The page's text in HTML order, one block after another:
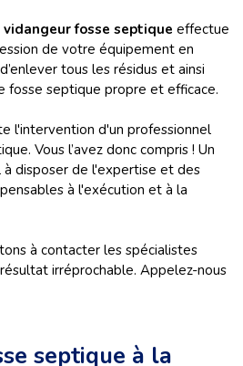
vidangeur fosse septique effectue
de votre équipement en
tous les résidus et ainsi
fosse septique propre et efficace.
l'intervention d'un professionnel
Vous l’avez donc compris ! Un
disposer de l'expertise et des
à l'exécution et à la
à contacter les spécialistes
irréprochable. Appelez-nous
septique à la